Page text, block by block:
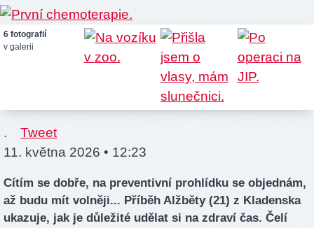
6 fotografií
v galerii
.
Tweet
11. května 2026 • 12:23
Cítím se dobře, na preventivní prohlídku se objednám,
až budu mít volněji... Příběh Alžběty (21) z Kladenska
ukazuje, jak je důležité udělat si na zdraví čas. Čelí